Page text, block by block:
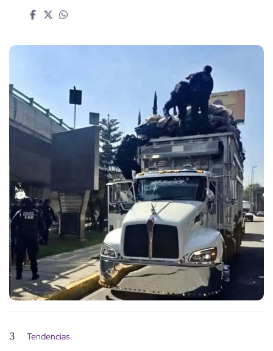
3 Tendencias